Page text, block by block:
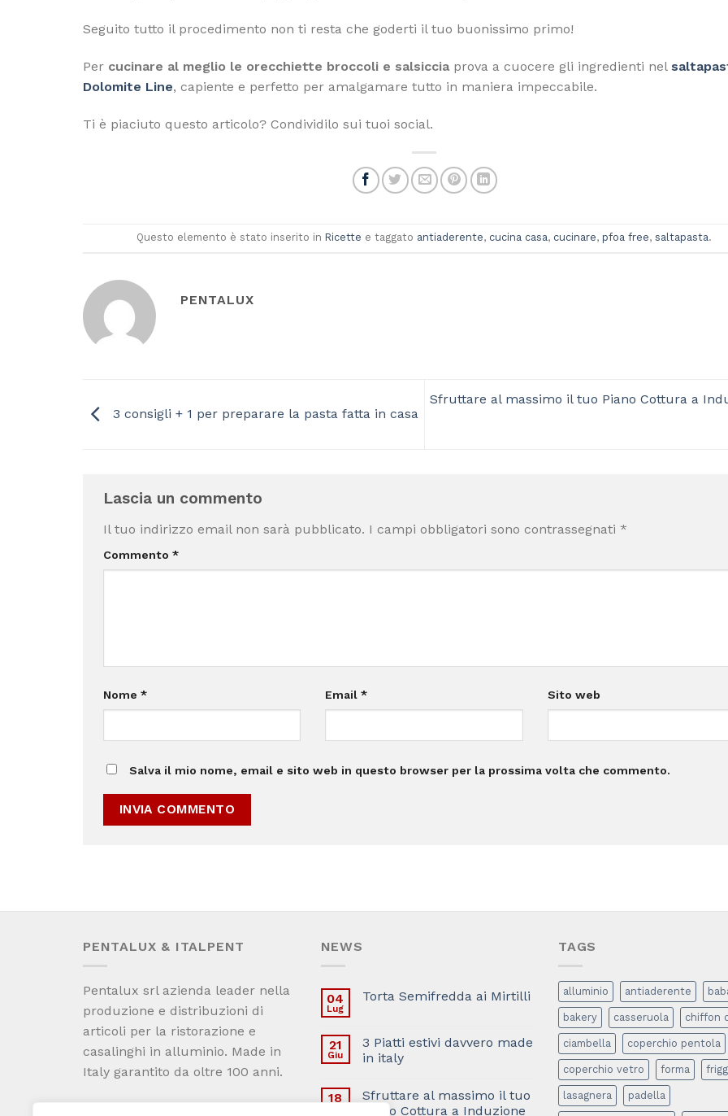
Seguito tutto il procedimento non ti resta che goderti il tuo buonissimo primo!
Per cucinare al meglio le orecchiette broccoli e salsiccia prova a cuocere gli ingredienti nel
Dolomite Line, capiente e perfetto per amalgamare tutto in maniera impeccabile.
Ti è piaciuto questo articolo? Condividilo sui tuoi social.
Questo elemento è stato inserito in Ricette e taggato antiaderente, cucina casa, cucinare, pfoa free, saltapasta.
PENTALUX
3 consigli + 1 per preparare la pasta fatta in casa
Sfruttare al massimo il tuo Piano Cottura a
Lascia un commento
Il tuo indirizzo email non sarà pubblicato. I campi obbligatori sono contrassegnati *
Commento *
Nome * Email* Sito web
Salva il mio nome, email e sito web in questo browser per la prossima volta che commento.
PENTALUX & ITALPENT
Pentalux srl azienda leader nella
produzione e distribuzioni di
articoli per la ristorazione e
casalinghi in alluminio. Made in
Italy garantito da oltre 100 anni.
NEWS
04
Lug
Torta Semifredda ai Mirtilli
21
Giu
3 Piatti estivi davvero made
in italy
18
Sfruttare al massimo il tuo
Piano Cottura a Induzione
TAGS
alluminio antiaderente
bakery casseruola chiffon
ciambella coperchio pentola
coperchio vetro forma
lasagnera padella